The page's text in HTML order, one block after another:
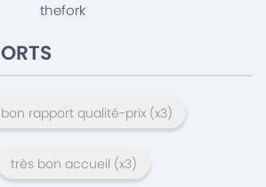
thefork
bon rapport qualité-prix (x3)
très bon accueil (x3)